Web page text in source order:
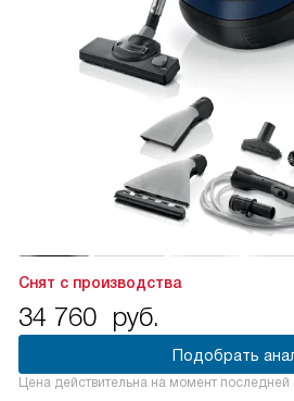
Снят с производства
34 760 руб.
Подобрать
Цена действительна на момент